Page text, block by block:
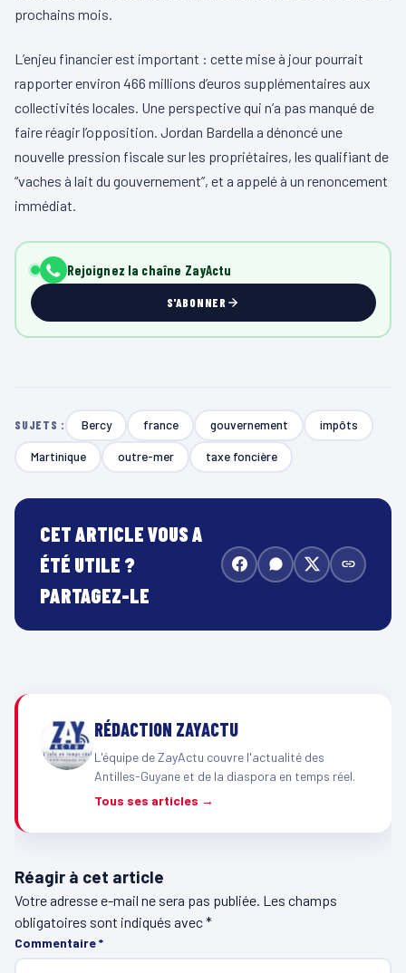
prochains mois.
L’enjeu financier est important : cette mise à jour pourrait
rapporter environ 466 millions d’euros supplémentaires aux
collectivités locales. Une perspective qui n’a pas manqué de
faire réagir l’opposition. Jordan Bardella a dénoncé une
nouvelle pression fiscale sur les propriétaires, les qualifiant de
“vaches à lait du gouvernement”, et a appelé à un renoncement
immédiat.
Rejoignez la chaîne ZayActu
S'ABONNER
SUJETS : Bercy france gouvernement impôts
Martinique outre-mer taxe foncière
CET ARTICLE VOUS A
ÉTÉ UTILE ?
PARTAGEZ-LE
RÉDACTION ZAYACTU
L'équipe de ZayActu couvre l'actualité des
Antilles-Guyane et de la diaspora en temps réel.
Tous ses articles →
Réagir à cet article
Votre adresse e-mail ne sera pas publiée. Les champs
obligatoires sont indiqués avec*
Commentaire*